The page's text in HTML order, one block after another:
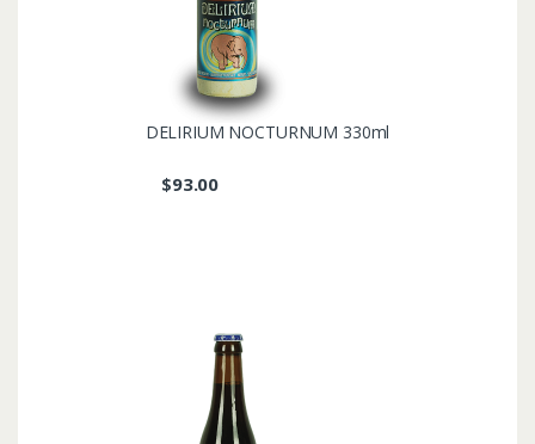
DELIRIUM NOCTURNUM 330ml
$93.00